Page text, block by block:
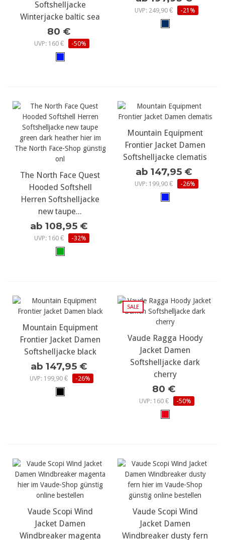
Softshelljacke
Winterjacke baltic sea
80 €
UVP: 160 € -50%
UVP: 249,90 € -21%
The North Face Quest
Hooded Softshell
Herren Softshelljacke
new taupe...
ab 108,95 €
UVP: 160 € -32%
Mountain Equipment
Frontier Jacket Damen
Softshelljacke clematis
ab 147,95 €
UVP: 199,90 € -26%
Mountain Equipment
Frontier Jacket Damen
Softshelljacke black
ab 147,95 €
UVP: 199,90 € -26%
SALE
Vaude Ragga Hoody
Jacket Damen
Softshelljacke dark
cherry
80 €
UVP: 160 € -50%
Vaude Scopi Wind
Jacket Damen
Windbreaker magenta
Vaude Scopi Wind
Jacket Damen
Windbreaker dusty fern